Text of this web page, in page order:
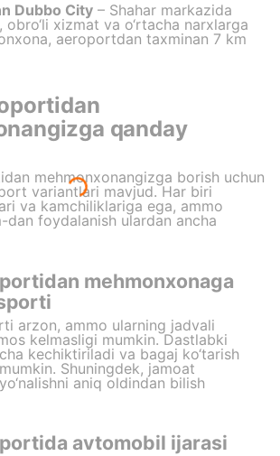
Dubbo City – Shahar markazida
obro‘li xizmat va o‘rtacha narxlarga
aeroportdan taxminan 7 km
qanday
mehmonxonangizga borish uchun
variantlari mavjud. Har biri
va kamchiliklariga ega, ammo
dan foydalanish ulardan ancha
mehmonxonaga
arzon, ammo ularning jadvali
kelmasligi mumkin. Dastlabki
kechiktiriladi va bagaj ko‘tarish
Shuningdek, jamoat
aniq oldindan bilish
avtomobil ijarasi